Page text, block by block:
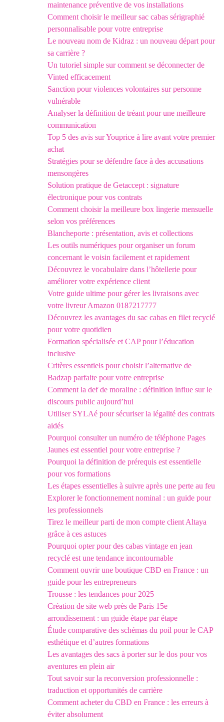
maintenance préventive de vos installations
Comment choisir le meilleur sac cabas sérigraphié
personnalisable pour votre entreprise
Le nouveau nom de Kidraz : un nouveau départ pour
sa carrière ?
Un tutoriel simple sur comment se déconnecter de
Vinted efficacement
Sanction pour violences volontaires sur personne
vulnérable
Analyser la définition de tréant pour une meilleure
communication
Top 5 des avis sur Youprice à lire avant votre premier
achat
Stratégies pour se défendre face à des accusations
mensongères
Solution pratique de Getaccept : signature
électronique pour vos contrats
Comment choisir la meilleure box lingerie mensuelle
selon vos préférences
Blancheporte : présentation, avis et collections
Les outils numériques pour organiser un forum
concernant le voisin facilement et rapidement
Découvrez le vocabulaire dans l’hôtellerie pour
améliorer votre expérience client
Votre guide ultime pour gérer les livraisons avec
votre livreur Amazon 0187217777
Découvrez les avantages du sac cabas en filet recyclé
pour votre quotidien
Formation spécialisée et CAP pour l’éducation
inclusive
Critères essentiels pour choisir l’alternative de
Badzap parfaite pour votre entreprise
Comment la def de moraline : définition influe sur le
discours public aujourd’hui
Utiliser SYLAé pour sécuriser la légalité des contrats
aidés
Pourquoi consulter un numéro de téléphone Pages
Jaunes est essentiel pour votre entreprise ?
Pourquoi la définition de prérequis est essentielle
pour vos formations
Les étapes essentielles à suivre après une perte au feu
Explorer le fonctionnement nominal : un guide pour
les professionnels
Tirez le meilleur parti de mon compte client Altaya
grâce à ces astuces
Pourquoi opter pour des cabas vintage en jean
recyclé est une tendance incontournable
Comment ouvrir une boutique CBD en France : un
guide pour les entrepreneurs
Trousse : les tendances pour 2025
Création de site web près de Paris 15e
arrondissement : un guide étape par étape
Étude comparative des schémas du poil pour le CAP
esthétique et d’autres formations
Les avantages des sacs à porter sur le dos pour vos
aventures en plein air
Tout savoir sur la reconversion professionnelle :
traduction et opportunités de carrière
Comment acheter du CBD en France : les erreurs à
éviter absolument